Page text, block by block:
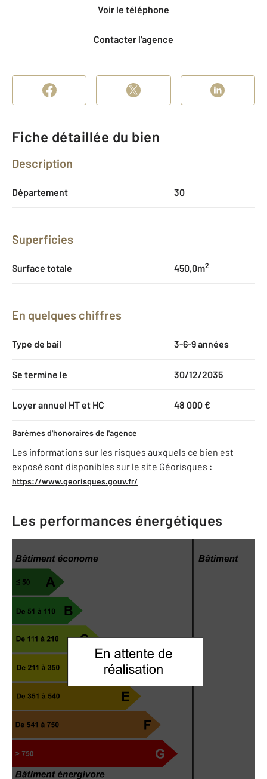
Voir le téléphone
Contacter l'agence
Fiche détaillée du bien
Description
Département 30
Superficies
Surface totale 450,0m2
En quelques chiffres
Type de bail 3-6-9 années
Se termine le 30/12/2035
Loyer annuel HT et HC 48 000 €
Barèmes d'honoraires de l'agence
Les informations sur les risques auxquels ce bien est
exposé sont disponibles sur le site Géorisques :
https://www.georisques.gouv.fr/
Les performances énergétiques